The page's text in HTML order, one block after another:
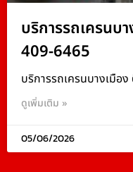
บริการรถเครนบ
409-6465
บริการรถเครนบางเมือ
ดูเพิ่มเติม »
05/06/2026